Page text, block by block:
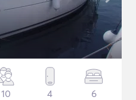
10 4 6